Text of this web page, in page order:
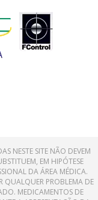
NESTE SITE NÃO DEVEM
EM HIPÓTESE
DA ÁREA MÉDICA.
QUALQUER PROBLEMA DE
MEDICAMENTOS DE